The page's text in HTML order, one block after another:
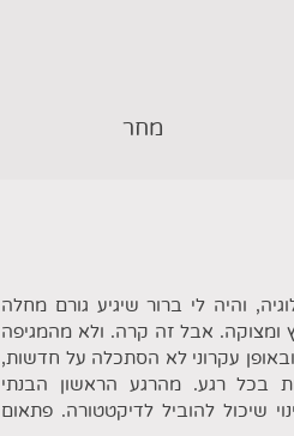
מחר
והיה לי ברור שיגיע גורם מחלה
ומצוקה. אבל זה קרה. ולא מהמגיפה
עקרוני לא הסתכלה על חדשות,
בכל רגע. מהרגע הראשון הבנתי
שיכול להוביל לדיקטטורה. פתאום